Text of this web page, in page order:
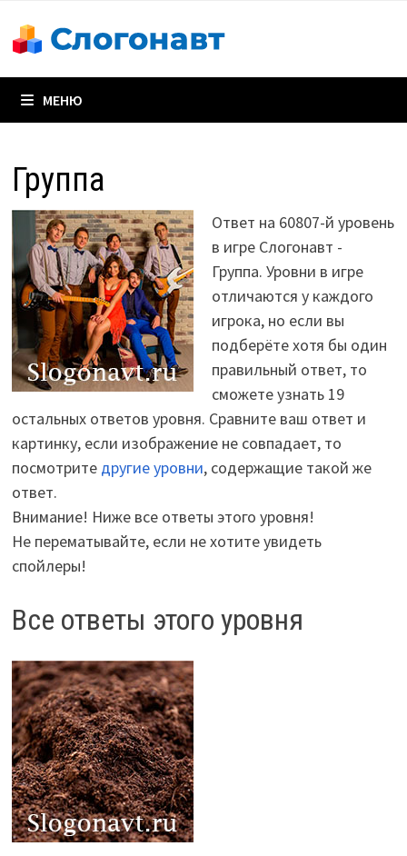
содержимому
МЕНЮ
Группа
Ответ на 60807-й уровень
в игре Слогонавт -
Группа. Уровни в игре
отличаются у каждого
игрока, но если вы
подберёте хотя бы один
правильный ответ, то
сможете узнать 19
остальных ответов уровня. Сравните ваш ответ и
картинку, если изображение не совпадает, то
посмотрите другие уровни, содержащие такой же
ответ.
Внимание! Ниже все ответы этого уровня!
Не перематывайте, если не хотите увидеть
спойлеры!
Все ответы этого уровня